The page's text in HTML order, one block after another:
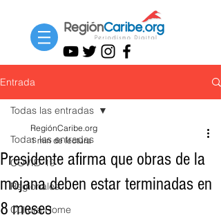
Entrada
Todas las entradas
COVID-19
Regionales
Cultura Home
Todas las entradas
Presidente afirma que obras de la
mojana deben estar terminadas en
8 meses
RegiónCaribe.org
1 min de lectura